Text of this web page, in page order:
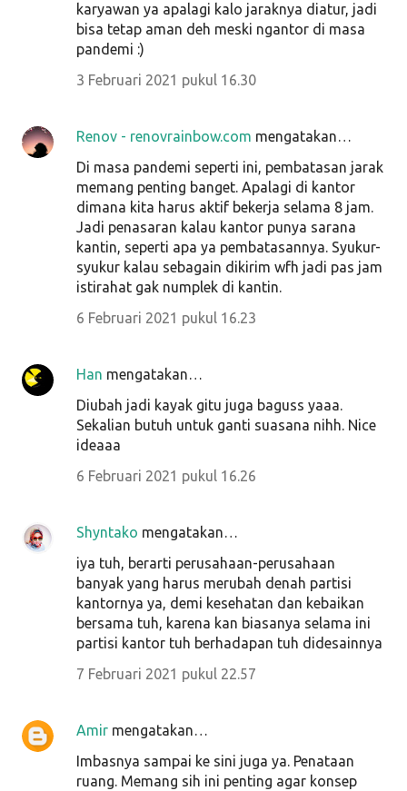
karyawan ya apalagi kalo jaraknya diatur, jadi
bisa tetap aman deh meski ngantor di masa
pandemi :)
3 Februari 2021 pukul 16.30
Renov - renovrainbow.com mengatakan…
Di masa pandemi seperti ini, pembatasan jarak
memang penting banget. Apalagi di kantor
dimana kita harus aktif bekerja selama 8 jam.
Jadi penasaran kalau kantor punya sarana
kantin, seperti apa ya pembatasannya. Syukur-
syukur kalau sebagain dikirim wfh jadi pas jam
istirahat gak numplek di kantin.
6 Februari 2021 pukul 16.23
Han mengatakan…
Diubah jadi kayak gitu juga baguss yaaa.
Sekalian butuh untuk ganti suasana nihh. Nice
ideaaa
6 Februari 2021 pukul 16.26
Shyntako mengatakan…
iya tuh, berarti perusahaan-perusahaan
banyak yang harus merubah denah partisi
kantornya ya, demi kesehatan dan kebaikan
bersama tuh, karena kan biasanya selama ini
partisi kantor tuh berhadapan tuh didesainnya
7 Februari 2021 pukul 22.57
Amir mengatakan…
Imbasnya sampai ke sini juga ya. Penataan
ruang. Memang sih ini penting agar konsep